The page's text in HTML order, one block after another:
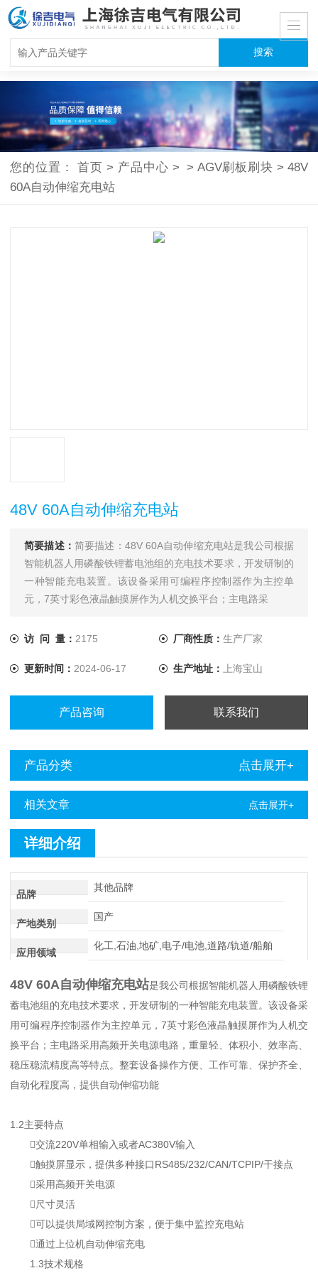
您的位置：首页 > 产品中心 > > AGV刷板刷块 > 48V
60A自动伸缩充电站
48V 60A自动伸缩充电站
简要描述： 简要描述：48V 60A自动伸缩充电站是我公司根据
智能机器人用磷酸铁锂蓄电池组的充电技术要求，开发研制的
一种智能充电装置。该设备采用可编程序控制器作为主控单
元，7英寸彩色液晶触摸屏作为人机交换平台；主电路采
访 问 量： 2175 厂商性质： 生产厂家
更新时间： 2024-06-17 生产地址： 上海宝山
产品咨询 联系我们
产品分类 点击展开+
相关文章 点击展开+
详细介绍
品牌
其他品牌
产地类别
国产
应用领域
化工,石油,地矿,电子/电池,道路/轨道/船舶
48V 60A自动伸缩充电站是我公司根据智能机器人用磷酸铁锂
蓄电池组的充电技术要求，开发研制的一种智能充电装置。该设备采
用可编程序控制器作为主控单元，7英寸彩色液晶触摸屏作为人机交
换平台；主电路采用高频开关电源电路，重量轻、体积小、效率高、
稳压稳流精度高等特点。整套设备操作方便、工作可靠、保护齐全、
自动化程度高，提供自动伸缩功能
1.2主要特点
交流220V单相输入或者AC380V输入
触摸屏显示，提供多种接口RS485/232/CAN/TCPIP/干接点
采用高频开关电源
尺寸灵活
可以提供局域网控制方案，便于集中监控充电站
通过上位机自动伸缩充电
1.3技术规格